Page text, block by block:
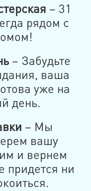
– 31
рядом с
– Забудьте
ваша
уже на
день.
– Мы
вашу
и вернем
придется ни